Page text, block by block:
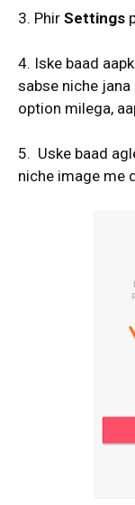
3. Phir Settings
4. Iske baad
sabse niche jana
option milega,
5. Uske baad
niche image me